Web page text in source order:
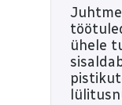
ühele tulele
lülitusnupuga.